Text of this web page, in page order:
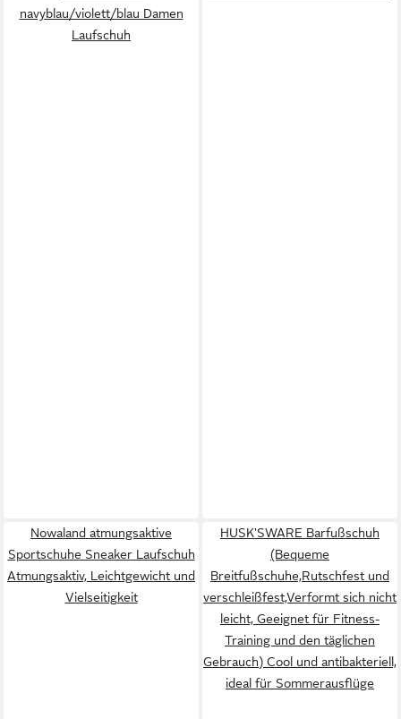
navyblau/violett/blau Damen
Laufschuh
Nowaland atmungsaktive
Sportschuhe Sneaker Laufschuh
Atmungsaktiv, Leichtgewicht und
Vielseitigkeit
HUSK'SWARE Barfußschuh
(Bequeme
Breitfußschuhe,Rutschfest und
verschleißfest,Verformt sich nicht
leicht, Geeignet für Fitness-
Training und den täglichen
Gebrauch) Cool und antibakteriell,
ideal für Sommerausflüge